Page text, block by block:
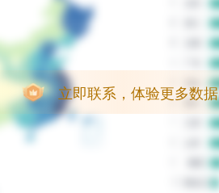
立即联系，体验更多数据